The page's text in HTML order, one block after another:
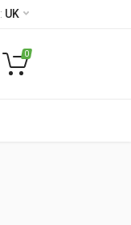
: UK
0